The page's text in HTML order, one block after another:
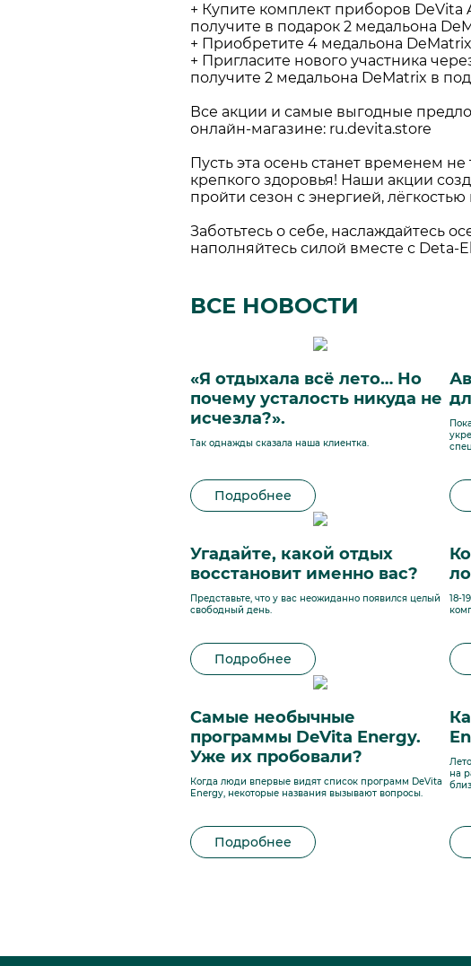
+ Купите комплект приборов DeVita
получите в подарок 2 медальона
+ Приобретите 4 медальона
+ Пригласите нового участника
получите 2 медальона DeMatrix в
Все акции и самые выгодные
онлайн-магазине: ru.devita.store
Пусть эта осень станет временем не
крепкого здоровья! Наши акции
пройти сезон с энергией,
Заботьтесь о себе, наслаждайтесь
наполняйтесь силой вместе с Deta-
ВСЕ НОВОСТИ
«Я отдыхала всё лето… Но
почему усталость никуда не
исчезла?».
Так однажды сказала наша клиентка.
Подробнее
Угадайте, какой отдых
восстановит именно вас?
Представьте, что у вас неожиданно появился целый
свободный день.
Подробнее
18-
Самые необычные
программы DeVita Energy.
Уже их пробовали?
Когда люди впервые видят список программ DeVita
Energy, некоторые названия вызывают вопросы.
Подробнее
на